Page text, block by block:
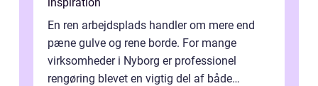
En ren arbejdsplads handler om mere end
pæne gulve og rene borde. For mange
virksomheder i Nyborg er professionel
rengøring blevet en vigtig del af både